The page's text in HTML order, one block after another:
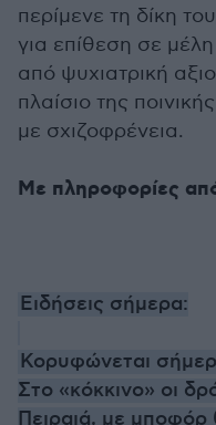
περίμενε τη δίκη
για επίθεση σε
από ψυχιατρική
πλαίσιο της
με σχιζοφρένεια.
Με πληροφορίες
Ειδήσεις σήμερα:
Κορυφώνεται
Στο «κόκκινο» οι
Πειραιά, με μποφόρ